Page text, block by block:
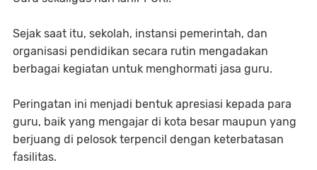
Sejak saat itu, sekolah, instansi pemerintah, dan
organisasi pendidikan secara rutin mengadakan
berbagai kegiatan untuk menghormati jasa guru.
Peringatan ini menjadi bentuk apresiasi kepada para
guru, baik yang mengajar di kota besar maupun yang
berjuang di pelosok terpencil dengan keterbatasan
fasilitas.